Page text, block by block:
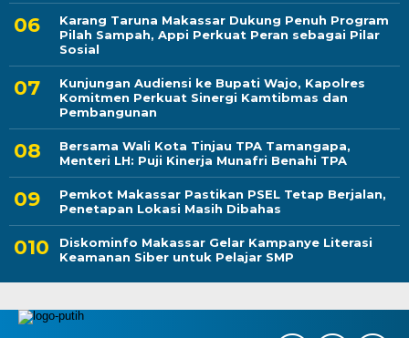
Karang Taruna Makassar Dukung Penuh Program
Pilah Sampah, Appi Perkuat Peran sebagai Pilar
Sosial
Kunjungan Audiensi ke Bupati Wajo, Kapolres
Komitmen Perkuat Sinergi Kamtibmas dan
Pembangunan
Bersama Wali Kota Tinjau TPA Tamangapa,
Menteri LH: Puji Kinerja Munafri Benahi TPA
Pemkot Makassar Pastikan PSEL Tetap Berjalan,
Penetapan Lokasi Masih Dibahas
Diskominfo Makassar Gelar Kampanye Literasi
Keamanan Siber untuk Pelajar SMP